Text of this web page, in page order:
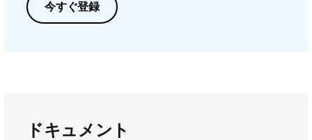
今すぐ登録
ドキュメント